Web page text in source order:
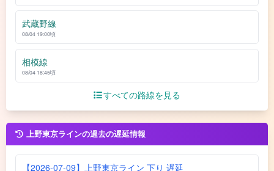
武蔵野線
08/04 19:00頃
相模線
08/04 18:45頃
すべての路線を見る
上野東京ラインの過去の遅延情報
【2026-07-09】上野東京ライン 下り 遅延